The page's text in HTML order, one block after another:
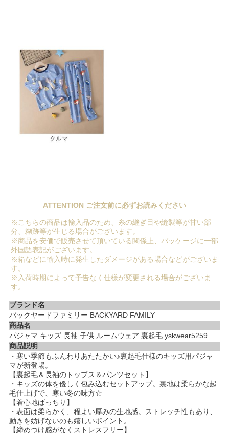
ATTENTION ご注文前に必ずお読みください
※こちらの商品は輸入品のため、糸の継ぎ目や縫製等が甘い部
分、糊跡等が生じる場合がございます。
※商品を安価で販売させて頂いている関係上、パッケージに一部
外国語表記がございます。
※箱などに輸入時に発生したダメージがある場合などがございま
す。
※入荷時期によって予告なく仕様が変更される場合がございま
す。
ブランド名
バックヤードファミリー BACKYARD FAMILY
商品名
パジャマ キッズ 長袖 子供 ルームウェア 裏起毛 yskwear5259
商品説明
・寒い季節もふんわりあたたかい♪裏起毛仕様のキッズ用パジャ
マが新登場。
【裏起毛＆長袖のトップス＆パンツセット】
・キッズの体を優しく包み込むセットアップ。裏地は柔らかな起
毛仕上げで、寒い冬の味方☆
【着心地ばっちり】
・表面は柔らかく、程よい厚みの生地感。ストレッチ性もあり、
動きを妨げないのも嬉しいポイント。
【締めつけ感がなくストレスフリー】